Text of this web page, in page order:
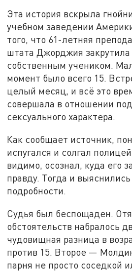
Эта история вскрыла
учебном заведении
того, что 61-летняя
штата Джорджия закрутила
собственным учеником.
момент было всего 15.
целый месяц, и всё это
совершала в отношении
сексуального характера.
Как сообщает источник,
испугался и солгал
видимо, осознал, куда его
правду. Тогда и
подробности.
Судья был беспощаден.
обстоятельств набралось
чудовищная разница в
против 15. Второе —
парня не просто соседкой